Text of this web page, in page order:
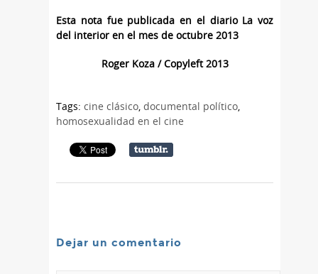
Esta nota fue publicada en el diario La voz
del interior en el mes de octubre 2013
Roger Koza / Copyleft 2013
Tags: cine clásico, documental político,
homosexualidad en el cine
Dejar un comentario